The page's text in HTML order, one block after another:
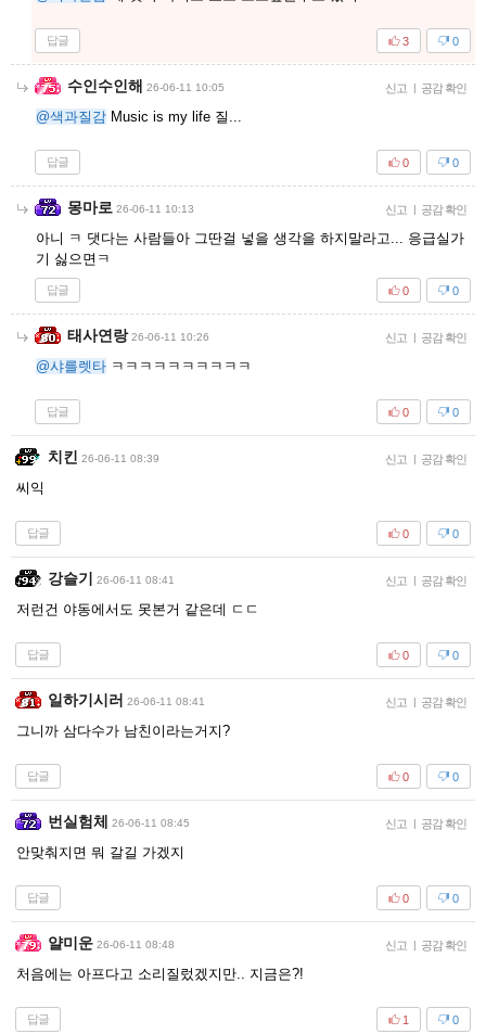
답글 0
3
수인수인해 26-06-11 10:05 신고 공감 확인
@색과질감 Music is my life 질...
답글 0
0
몽마로 26-06-11 10:13 신고 공감 확인
아니 ㅋ 댓다는 사람들아 그딴걸 넣을 생각을 하지말라고... 응급실가
기 싫으면ㅋ
답글 0
0
태사연랑 26-06-11 10:26 신고 공감 확인
@샤를렛타 ㅋㅋㅋㅋㅋㅋㅋㅋㅋㅋ
답글 0
0
치킨 26-06-11 08:39 신고 공감 확인
씨익
답글 0
0
강슬기 26-06-11 08:41 신고 공감 확인
저런건 야동에서도 못본거 같은데 ㄷㄷ
답글 0
0
일하기시러 26-06-11 08:41 신고 공감 확인
그니까 삼다수가 남친이라는거지?
답글 0
0
번실험체 26-06-11 08:45 신고 공감 확인
안맞춰지면 뭐 갈길 가겠지
답글 0
0
얄미운 26-06-11 08:48 신고 공감 확인
처음에는 아프다고 소리질렀겠지만.. 지금은?!
답글 0
1